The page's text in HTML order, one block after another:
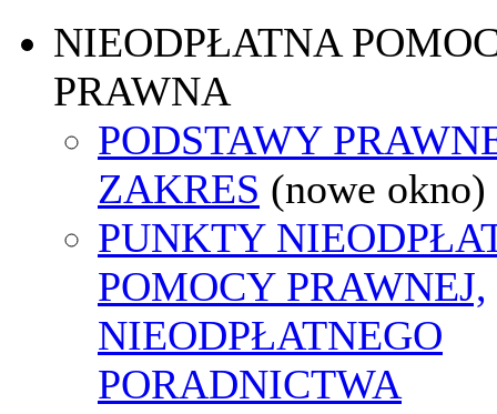
NIEODPŁATNA
PRAWNA
PODSTAWY
ZAKRES (nowe okno)
PUNKTY
POMOCY PRAWNEJ,
NIEODPŁATNEGO
PORADNICTWA